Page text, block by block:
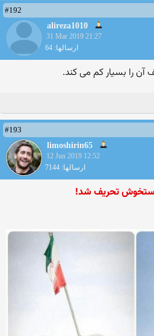
#192
alireza1010
31 Mar 2019 21:27
ارسالها: 64
را بسیار کم می کند.
#193
limoshirin65
12 Jun 2019 12:52
ارسالها: 7144
تحریف شد!